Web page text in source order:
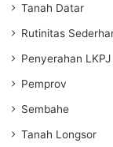
Tanah Datar
Rutinitas
Penyerahan
Pemprov
Sembahe
Tanah Longsor